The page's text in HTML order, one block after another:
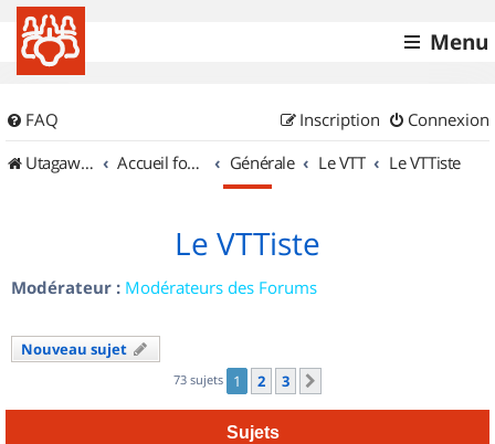
Menu
FAQ Connexion
Inscription
UtagawaVTT (Randos VTT et VTTAE avec traces GPS)
Accueil forum Générale Le VTT Le VTTiste
Le VTTiste
Modérateur : Modérateurs des Forums
Nouveau sujet
73 sujets 1 2 3
Sujets